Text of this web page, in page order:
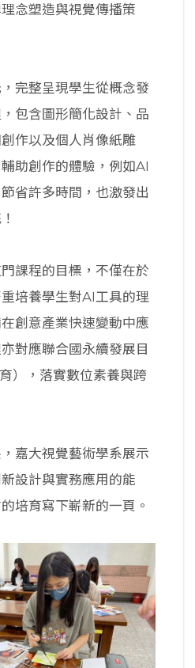
念塑造與視覺傳播策
完整呈現學生從概念發
包含圖形簡化設計、品
作以及個人肖像紙雕
助創作的體驗，例如AI
省許多時間，也激發出
課程的目標，不僅在於
培養學生對AI工具的理
創意產業快速變動中應
對應聯合國永續發展目
），落實數位素養與跨
嘉大視覺藝術學系展示
設計與實務應用的能
培育寫下嶄新的一頁。